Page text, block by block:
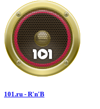
101.ru - R'n'B